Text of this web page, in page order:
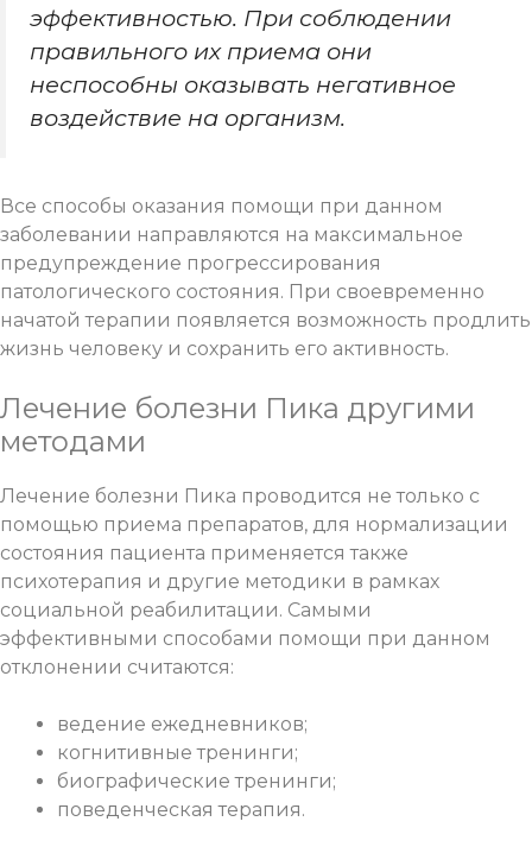
эффективностью. При соблюдении
правильного их приема они
неспособны оказывать негативное
воздействие на организм.
Все способы оказания помощи при данном
заболевании направляются на максимальное
предупреждение прогрессирования
патологического состояния. При своевременно
начатой терапии появляется возможность продлить
жизнь человеку и сохранить его активность.
Лечение болезни Пика другими
методами
Лечение болезни Пика проводится не только с
помощью приема препаратов, для нормализации
состояния пациента применяется также
психотерапия и другие методики в рамках
социальной реабилитации. Самыми
эффективными способами помощи при данном
отклонении считаются:
ведение ежедневников;
когнитивные тренинги;
биографические тренинги;
поведенческая терапия.